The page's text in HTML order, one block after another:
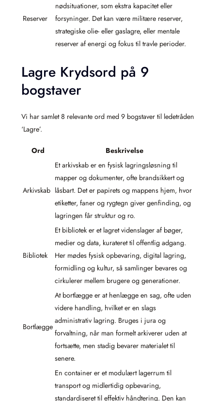
Reserver
nødsituationer, som ekstra kapacitet eller
forsyninger. Det kan være militære reserver,
strategiske olie- eller gaslagre, eller mentale
reserver af energi og fokus til travle perioder.
Lagre Krydsord på 9
bogstaver
Vi har samlet 8 relevante ord med 9 bogstaver til ledetråden
‘Lagre’.
Ord Beskrivelse
Arkivskab
Et arkivskab er en fysisk lagringsløsning til
mapper og dokumenter, ofte brandsikkert og
låsbart. Det er papirets og mappens hjem, hvor
etiketter, faner og rygtegn giver genfinding, og
lagringen får struktur og ro.
Bibliotek
Et bibliotek er et lagret videnslager af bøger,
medier og data, kurateret til offentlig adgang.
Her mødes fysisk opbevaring, digital lagring,
formidling og kultur, så samlinger bevares og
cirkulerer mellem brugere og generationer.
Bortlægge
At bortlægge er at henlægge en sag, ofte uden
videre handling, hvilket er en slags
administrativ lagring. Bruges i jura og
forvaltning, når man formelt arkiverer uden at
fortsætte, men stadig bevarer materialet til
senere.
En container er et modulært lagerrum til
transport og midlertidig opbevaring,
standardiseret til effektiv håndtering. Den kan